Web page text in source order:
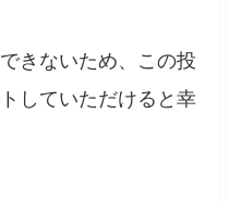
きないため、この投
していただけると幸